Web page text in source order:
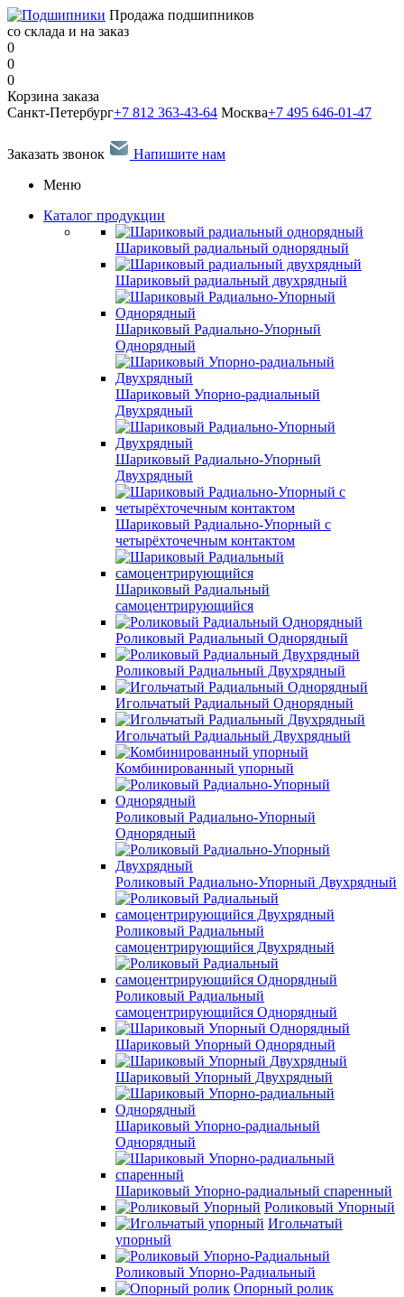
Продажа подшипников
со склада и на заказ
0
0
0
Корзина заказа
Санкт-Петербург+7 812 363-43-64 Москва+7 495 646-01-47
Заказать звонок
Напишите нам
Меню
Каталог продукции
Шариковый радиальный однорядный
Шариковый радиальный двухрядный
Шариковый Радиально-Упорный
Однорядный
Шариковый Упорно-радиальный
Двухрядный
Шариковый Радиально-Упорный
Двухрядный
Шариковый Радиально-Упорный с
четырёхточечным контактом
Шариковый Радиальный
самоцентрирующийся
Роликовый Радиальный Однорядный
Роликовый Радиальный Двухрядный
Игольчатый Радиальный Однорядный
Игольчатый Радиальный Двухрядный
Комбинированный упорный
Роликовый Радиально-Упорный
Однорядный
Роликовый Радиально-Упорный Двухрядный
Роликовый Радиальный
самоцентрирующийся Двухрядный
Роликовый Радиальный
самоцентрирующийся Однорядный
Шариковый Упорный Однорядный
Шариковый Упорный Двухрядный
Шариковый Упорно-радиальный
Однорядный
Шариковый Упорно-радиальный спаренный
Роликовый Упорный
Игольчатый
упорный
Роликовый Упорно-Радиальный
Опорный ролик